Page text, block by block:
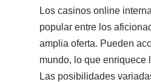
Los casinos online
popular entre los
amplia oferta. Pueden
mundo, lo que enriquece
Las posibilidades